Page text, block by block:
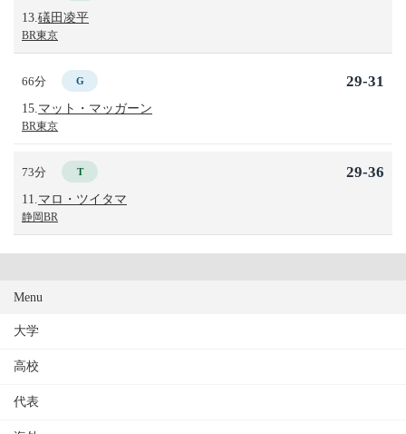
13. 礒田凌平
BR東京
66分 G
15. マット・マッガーン
BR東京
29-31
73分 T
11. マロ・ツイタマ
静岡BR
29-36
Menu
大学
高校
代表